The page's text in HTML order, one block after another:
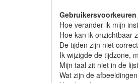
Hoe verander ik mijn
Hoe kan ik onzichtbaar
De tijden zijn niet
Ik wijzigde de tijdzone,
Mijn taal zit niet in de
Wat zijn de